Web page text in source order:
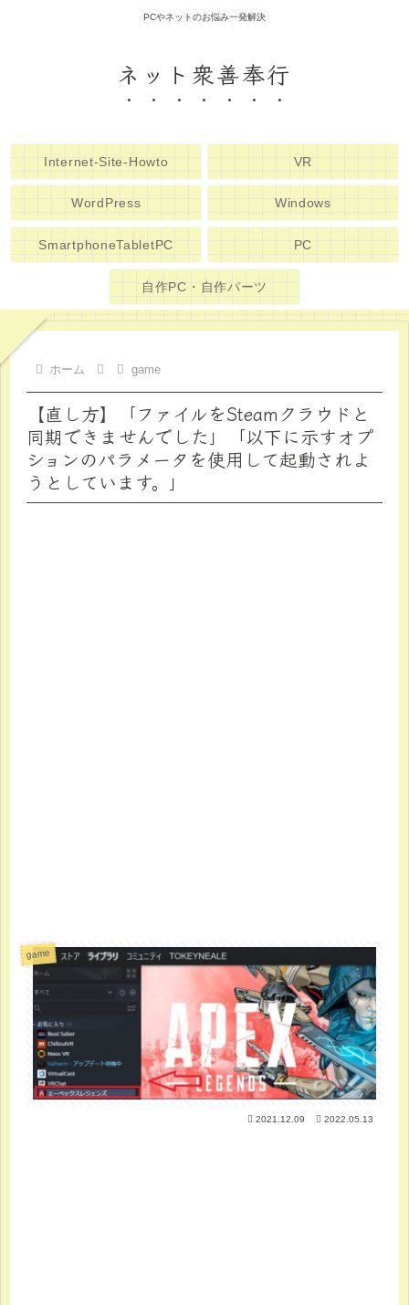
PCやネットのお悩み一発解決
ネット衆善奉行
Internet-Site-Howto VR
WordPress Windows
SmartphoneTabletPC PC
自作PC・自作パーツ
ホーム game
【直し方】「ファイルをSteamクラウドと
同期できませんでした」「以下に示すオプ
ションのパラメータを使用して起動されよ
うとしています。」
game
2021.12.09 2022.05.13